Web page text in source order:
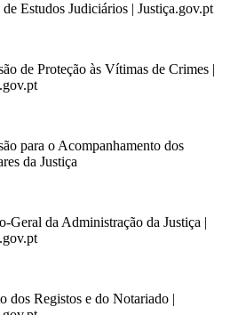
Estudos Judiciários | Justiça.gov.pt
de Proteção às Vítimas de Crimes |
para o Acompanhamento dos
da Justiça
Geral da Administração da Justiça |
dos Registos e do Notariado |